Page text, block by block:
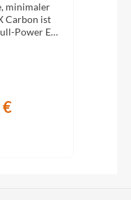
minimaler
Carbon ist
Power E-